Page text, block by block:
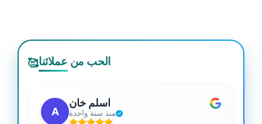
🥰الحب من عملائنا
A
اسلم خان
منذ سنة واحدة